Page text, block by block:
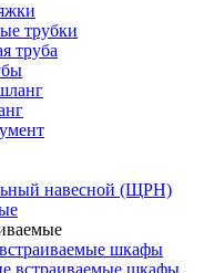
трубки
труба
навесной (ЩРН)
шкафы
встраиваемые шкафы